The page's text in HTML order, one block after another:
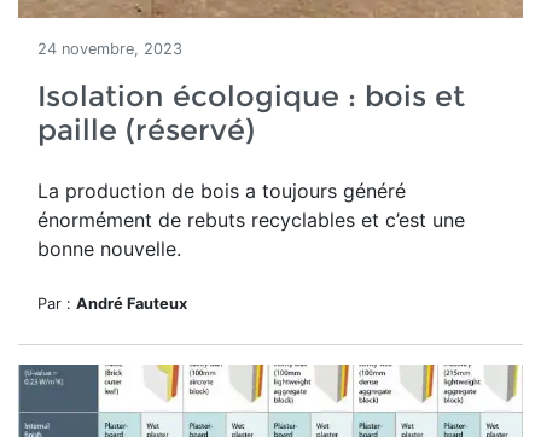
24 novembre, 2023
Isolation écologique : bois et
paille (réservé)
La production de bois a toujours généré
énormément de rebuts recyclables et c’est une
bonne nouvelle.
Par : André Fauteux